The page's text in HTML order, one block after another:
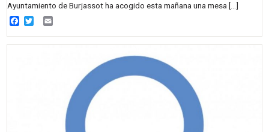
Ayuntamiento de Burjassot ha acogido esta mañana una mesa […]
Facebook
Twitter